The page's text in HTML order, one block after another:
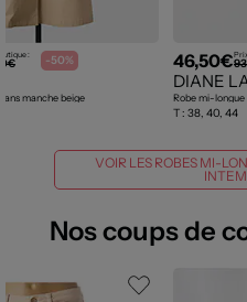
: -50%
manche beige
46,50€
DIANE
Robe mi-
T : 38, 40, 44
VOIR LES ROBES MI-
Nos coups de